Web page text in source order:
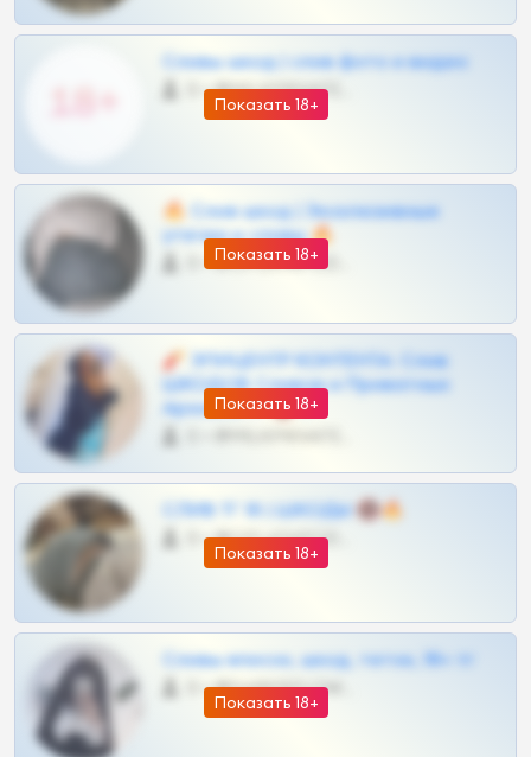
Показать 18+
Сливы шкод | слив фото и видео
0 •
Показать 18+
🔥 Слив шкод | Эксклюзивные
утечки и сливы 🔥
0 •
Показать 18+
🧨 ЭПИЦЕНТР КОНТЕНТА: Слив
ШКОДОВ Сливов и Приватных
Архивов ТГ 🔞💎
Показать 18+
СЛИВ ТГ 18 | ШКОДЫ 🔞🔥
0 •
Показать 18+
Сливы вписок, шкод, теток, 18+ тг
0 •